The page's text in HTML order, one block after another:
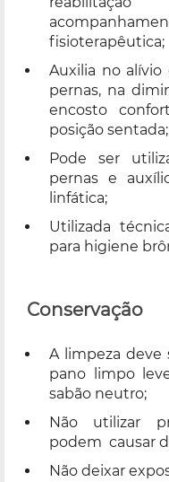
fisioterapêutica;
Auxilia no
pernas, na
encosto
posição sentada;
Pode ser
pernas e
linfática;
Utilizada
para higiene
Conservação
A limpeza deve
pano limpo
sabão neutro;
Não utilizar
podem causar
Não deixar